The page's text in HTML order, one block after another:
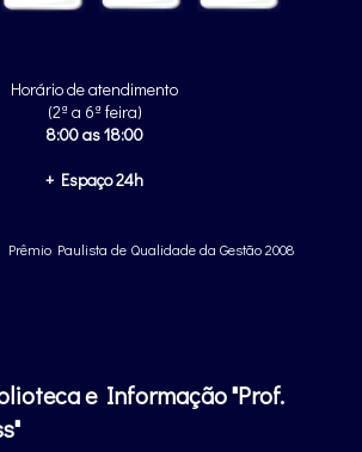
Horário de atendimento
(2ª a 6ª feira)
8:00 as 18:00
+ Espaço 24h
Prêmio Paulista de Qualidade da Gestão 2008
e Informação "Prof.